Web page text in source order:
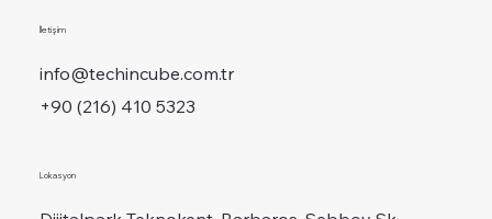
İletişim
info@techincube.com.tr
+90 (216) 410 5323
Lokasyon